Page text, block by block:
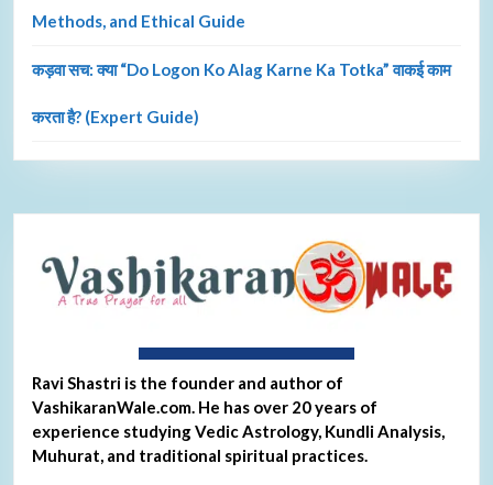
Methods, and Ethical Guide
कड़वा सच: क्या “Do Logon Ko Alag Karne Ka Totka” वाकई काम
करता है? (Expert Guide)
Ravi Shastri is the founder and author of
VashikaranWale.com. He has over 20 years of
experience studying Vedic Astrology, Kundli Analysis,
Muhurat, and traditional spiritual practices.